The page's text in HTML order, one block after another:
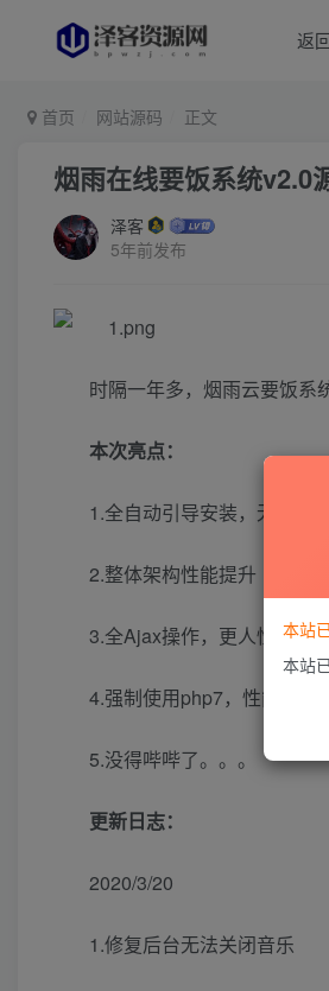
返
首页 网站源码 正文
烟雨在线要饭系统v2.0
泽客
5年前发布
时隔一年多，烟雨云要饭系
本次亮点：
1.全自动引导安装，无法安
2.整体架构性能提升
3.全Ajax操作，更人性化
4.强制使用php7，性能更上
5.没得哔哔了。。。
更新日志：
2020/3/20
1.修复后台无法关闭音乐
本站
本站